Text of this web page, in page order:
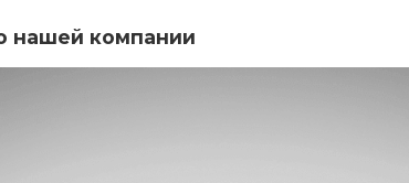
нашей компании